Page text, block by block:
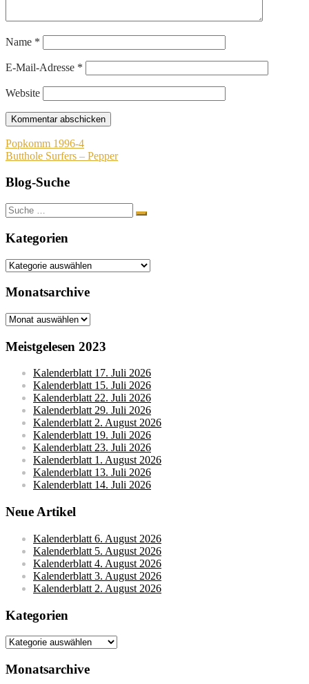
Name *
E-Mail-Adresse *
Website
Beitragsnavigation
Popkomm 1996-4
Butthole Surfers – Pepper
Blog-Suche
Suche
nach:
Kategorien
Kategorien
Monatsarchive
Monatsarchive
Meistgelesen 2023
Kalenderblatt 17. Juli 2026
Kalenderblatt 15. Juli 2026
Kalenderblatt 22. Juli 2026
Kalenderblatt 29. Juli 2026
Kalenderblatt 2. August 2026
Kalenderblatt 19. Juli 2026
Kalenderblatt 23. Juli 2026
Kalenderblatt 1. August 2026
Kalenderblatt 13. Juli 2026
Kalenderblatt 14. Juli 2026
Neue Artikel
Kalenderblatt 6. August 2026
Kalenderblatt 5. August 2026
Kalenderblatt 4. August 2026
Kalenderblatt 3. August 2026
Kalenderblatt 2. August 2026
Kategorien
Kategorien
Monatsarchive